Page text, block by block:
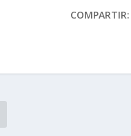
COMPARTIR: